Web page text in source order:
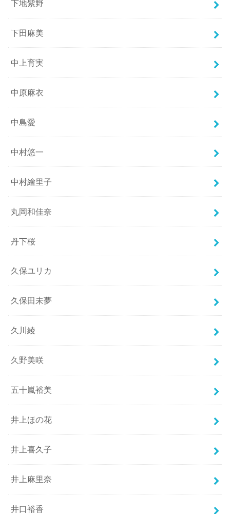
下地紫野
下田麻美
中上育実
中原麻衣
中島愛
中村悠一
中村繪里子
丸岡和佳奈
丹下桜
久保ユリカ
久保田未夢
久川綾
久野美咲
五十嵐裕美
井上ほの花
井上喜久子
井上麻里奈
井口裕香